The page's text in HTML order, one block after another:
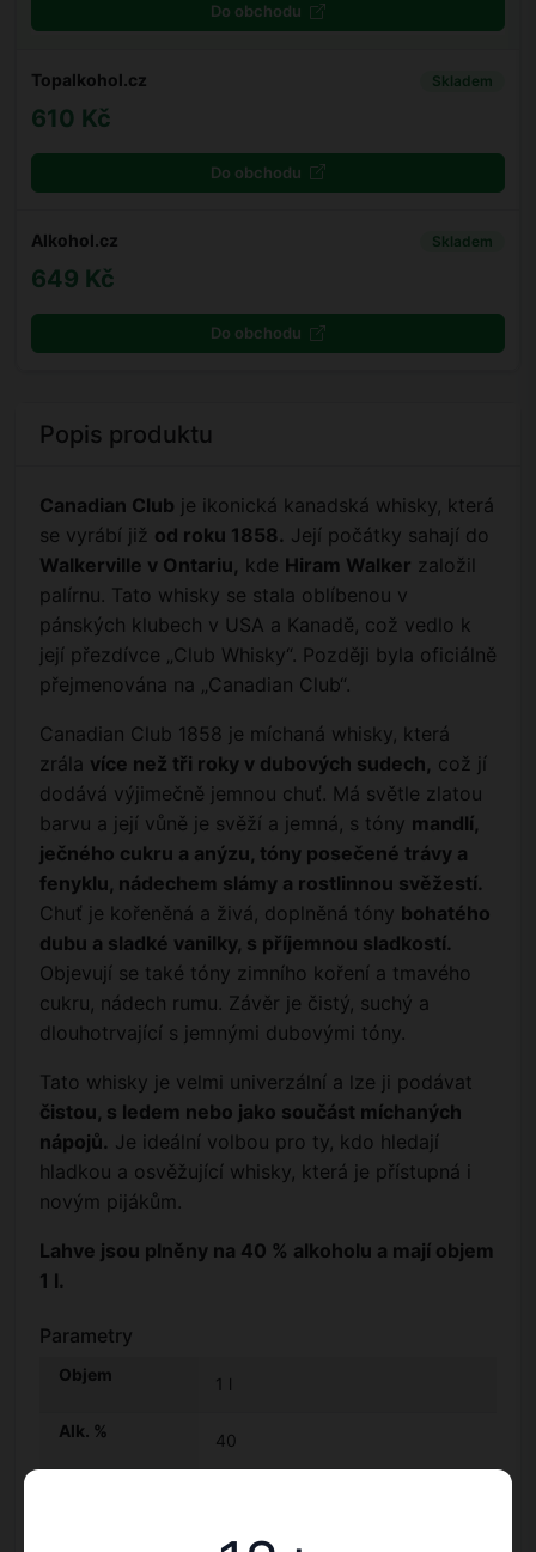
Do obchodu
Topalkohol.cz Skladem
610 Kč
Do obchodu
Alkohol.cz Skladem
649 Kč
Do obchodu
Popis produktu
Canadian Club je ikonická kanadská whisky, která
se vyrábí již od roku 1858. Její počátky sahají do
Walkerville v Ontariu, kde Hiram Walker založil
palírnu. Tato whisky se stala oblíbenou v
pánských klubech v USA a Kanadě, což vedlo k
její přezdívce „Club Whisky“. Později byla oficiálně
přejmenována na „Canadian Club“.
Canadian Club 1858 je míchaná whisky, která
zrála více než tři roky v dubových sudech, což jí
dodává výjimečně jemnou chuť. Má světle zlatou
barvu a její vůně je svěží a jemná, s tóny mandlí,
ječného cukru a anýzu, tóny posečené trávy a
fenyklu, nádechem slámy a rostlinnou svěžestí.
Chuť je kořeněná a živá, doplněná tóny bohatého
dubu a sladké vanilky, s příjemnou sladkostí.
Objevují se také tóny zimního koření a tmavého
cukru, nádech rumu. Závěr je čistý, suchý a
dlouhotrvající s jemnými dubovými tóny.
Tato whisky je velmi univerzální a lze ji podávat
čistou, s ledem nebo jako součást míchaných
nápojů. Je ideální volbou pro ty, kdo hledají
hladkou a osvěžující whisky, která je přístupná i
novým pijákům.
Lahve jsou plněny na 40 % alkoholu a mají objem
1 l.
Parametry
Objem 1 l
Alk. % 40